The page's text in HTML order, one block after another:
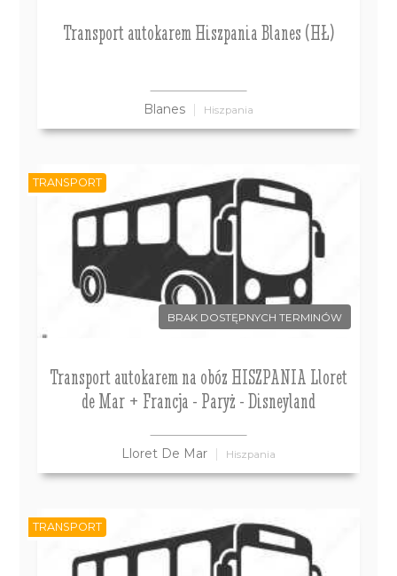
Transport autokarem Hiszpania Blanes (HŁ)
Blanes Hiszpania
BRAK DOSTĘPNYCH TERMINÓW
Transport autokarem na obóz HISZPANIA Lloret
de Mar + Francja - Paryż - Disneyland
Lloret De Mar Hiszpania
TRANSPORT
TRANSPORT